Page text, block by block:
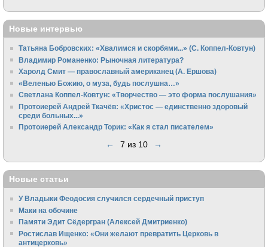
Новые интервью
Татьяна Бобровских: «Хвалимся и скорбями...» (С. Коппел-Ковтун)
Владимир Романенко: Рыночная литература?
Харолд Смит — православный американец (А. Ершова)
«Веленью Божию, о муза, будь послушна…»
Светлана Коппел-Ковтун: «Творчество — это форма послушания»
Протоиерей Андрей Ткачёв: «Христос — единственно здоровый
среди больных...»
Протоиерей Александр Торик: «Как я стал писателем»
← 7 из 10 →
Новые статьи
У Владыки Феодосия случился сердечный приступ
Маки на обочине
Памяти Эдит Сёдергран (Алексей Дмитриенко)
Ростислав Ищенко: «Они желают превратить Церковь в
антицерковь»